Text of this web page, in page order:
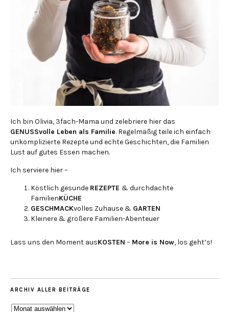
Ich bin Olivia, 3fach-Mama und zelebriere hier das
GENUSSvolle Leben als Familie. Regelmäßig teile ich einfach
unkomplizierte Rezepte und echte Geschichten, die Familien
Lust auf gutes Essen machen.
Ich serviere hier –
Köstlich gesunde REZEPTE & durchdachte
FamilienKÜCHE
GESCHMACKvolles Zuhause & GARTEN
Kleinere & größere Familien-Abenteuer
Lass uns den Moment ausKOSTEN – More is Now, los geht’s!
ARCHIV ALLER BEITRÄGE
ARCHIV